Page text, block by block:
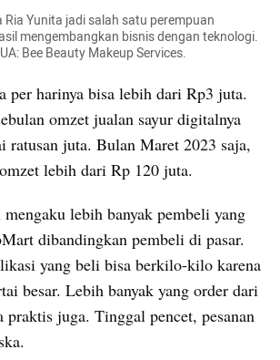
Ria Yunita jadi salah satu perempuan
mengembangkan bisnis dengan teknologi.
Bee Beauty Makeup Services.
per harinya bisa lebih dari Rp3 juta.
omzet jualan sayur digitalnya
ratusan juta. Bulan Maret 2023 saja,
lebih dari Rp 120 juta.
lebih banyak pembeli yang
dibandingkan pembeli di pasar.
yang beli bisa berkilo-kilo karena
besar. Lebih banyak yang order dari
praktis juga. Tinggal pencet, pesanan